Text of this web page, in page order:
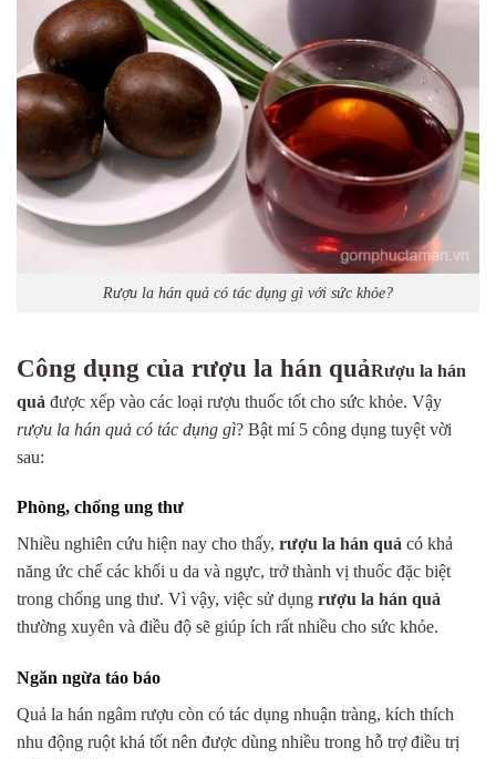
Rượu la hán quả có tác dụng gì với sức khỏe?
Công dụng của rượu la hán quảRượu la hán
quả được xếp vào các loại rượu thuốc tốt cho sức khỏe. Vậy
rượu la hán quả có tác dụng gì? Bật mí 5 công dụng tuyệt vời
sau:
Phòng, chống ung thư
Nhiều nghiên cứu hiện nay cho thấy, rượu la hán quả có khả
năng ức chế các khối u da và ngực, trở thành vị thuốc đặc biệt
trong chống ung thư. Vì vậy, việc sử dụng rượu la hán quả
thường xuyên và điều độ sẽ giúp ích rất nhiều cho sức khỏe.
Ngăn ngừa táo báo
Quả la hán ngâm rượu còn có tác dụng nhuận tràng, kích thích
nhu động ruột khá tốt nên được dùng nhiều trong hỗ trợ điều trị